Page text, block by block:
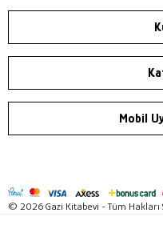
Mobil
© 2026 Gazi Kitabevi - Tüm Hakları